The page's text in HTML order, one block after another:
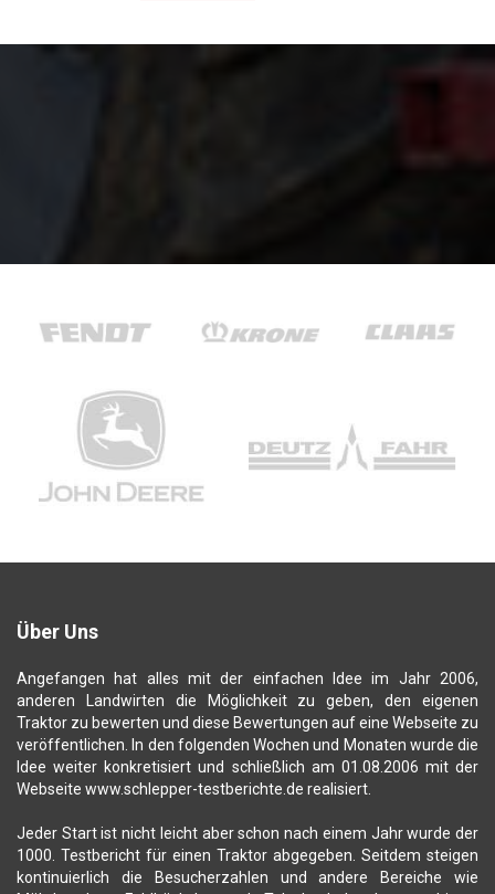
Über Uns
Angefangen hat alles mit der einfachen Idee im Jahr 2006,
anderen Landwirten die Möglichkeit zu geben, den eigenen
Traktor zu bewerten und diese Bewertungen auf eine Webseite zu
veröffentlichen. In den folgenden Wochen und Monaten wurde die
Idee weiter konkretisiert und schließlich am 01.08.2006 mit der
Webseite www.schlepper-testberichte.de realisiert.
Jeder Start ist nicht leicht aber schon nach einem Jahr wurde der
1000. Testbericht für einen Traktor abgegeben. Seitdem steigen
kontinuierlich die Besucherzahlen und andere Bereiche wie